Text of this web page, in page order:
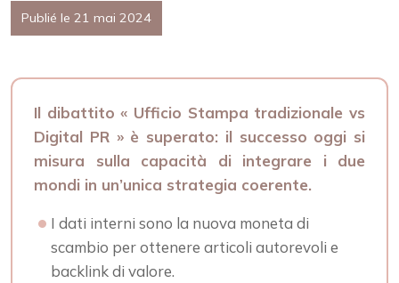
Publié le 21 mai 2024
Il dibattito « Ufficio Stampa tradizionale vs
Digital PR » è superato: il successo oggi si
misura sulla capacità di integrare i due
mondi in un’unica strategia coerente.
I dati interni sono la nuova moneta di
scambio per ottenere articoli autorevoli e
backlink di valore.